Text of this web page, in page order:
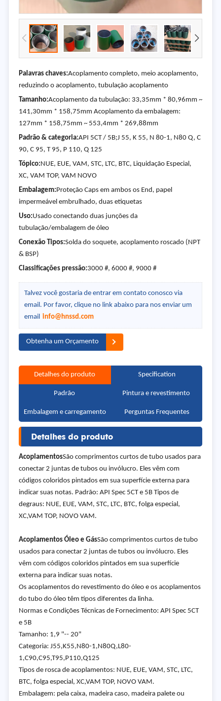
Palavras chaves:Acoplamento completo, meio acoplamento,
reduzindo o acoplamento, tubulação acoplamento
Tamanho:Acoplamento da tubulação: 33,35mm * 80,96mm ~
141,30mm * 158,75mm Acoplamento da embalagem:
127mm * 158,75mm ~ 553,4mm * 269,88mm
Padrão & categoria:API 5CT / 5B;J 55, K 55, N 80-1, N80 Q, C
90, C 95, T 95, P 110, Q 125
Tópico:NUE, EUE, VAM, STC, LTC, BTC, Liquidação Especial,
XC, VAM TOP, VAM NOVO
Embalagem:Proteção Caps em ambos os End, papel
impermeável embrulhado, duas etiquetas
Uso:Usado conectando duas junções da
tubulação/embalagem de óleo
Conexão Tipos:Solda do soquete, acoplamento roscado (NPT
& BSP)
Classificações pressão:3000 #, 6000 #, 9000 #
Talvez você gostaria de entrar em contato conosco via
email. Por favor, clique no link abaixo para nos enviar um
email info@hnssd.com
Obtenha um Orçamento
Detalhes do produto Specification
Padrão Pintura e revestimento
Embalagem e carregamento Perguntas Frequentes
Detalhes do produto
AcoplamentosSão comprimentos curtos de tubo usados para
conectar 2 juntas de tubos ou invólucro. Eles vêm com
códigos coloridos pintados em sua superfície externa para
indicar suas notas. Padrão: API Spec 5CT e 5B Tipos de
degraus: NUE, EUE, VAM, STC, LTC, BTC, folga especial,
XC,VAM TOP, NOVO VAM.
Acoplamentos Óleo e GásSão comprimentos curtos de tubo
usados para conectar 2 juntas de tubos ou invólucro. Eles
vêm com códigos coloridos pintados em sua superfície
externa para indicar suas notas.
Os acoplamentos do revestimento do óleo e os acoplamentos
do tubo do óleo têm tipos diferentes da linha.
Normas e Condições Técnicas de Fornecimento: API Spec 5CT
e 5B
Tamanho: 1,9 "-- 20"
Categoria: J55,K55,N80-1,N80Q,L80-
1,C90,C95,T95,P110,Q125
Tipos de rosca de acoplamentos: NUE, EUE, VAM, STC, LTC,
BTC, folga especial, XC,VAM TOP, NOVO VAM.
Embalagem: pela caixa, madeira caso, madeira palete ou